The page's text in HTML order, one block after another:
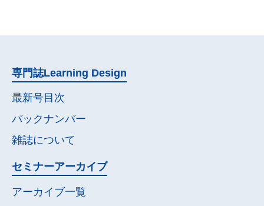
専門誌Learning Design
最新号目次
バックナンバー
雑誌について
セミナーアーカイブ
アーカイブ一覧